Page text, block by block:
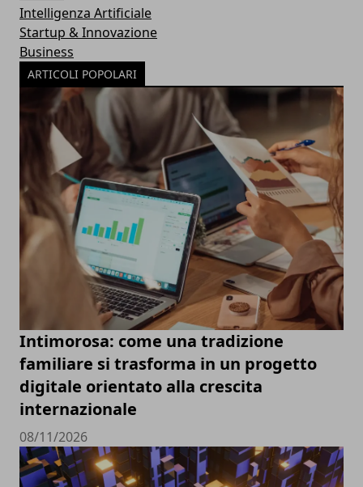
Intelligenza Artificiale
Startup & Innovazione
Business
ARTICOLI POPOLARI
Intimorosa: come una tradizione
familiare si trasforma in un progetto
digitale orientato alla crescita
internazionale
08/11/2026